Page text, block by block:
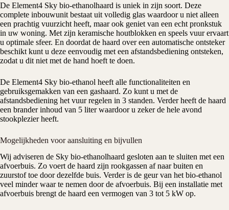
De Element4 Sky bio-ethanolhaard is uniek in zijn soort. Deze
complete inbouwunit bestaat uit volledig glas waardoor u niet alleen
een prachtig vuurzicht heeft, maar ook geniet van een echt pronkstuk
in uw woning. Met zijn keramische houtblokken en speels vuur ervaart
u optimale sfeer. En doordat de haard over een automatische ontsteker
beschikt kunt u deze eenvoudig met een afstandsbediening ontsteken,
zodat u dit niet met de hand hoeft te doen.
De Element4 Sky bio-ethanol heeft alle functionaliteiten en
gebruiksgemakken van een gashaard. Zo kunt u met de
afstandsbediening het vuur regelen in 3 standen. Verder heeft de haard
een brander inhoud van 5 liter waardoor u zeker de hele avond
stookplezier heeft.
Mogelijkheden voor aansluiting en bijvullen
Wij adviseren de Sky bio-ethanolhaard gesloten aan te sluiten met een
afvoerbuis. Zo voert de haard zijn rookgassen af naar buiten en
zuurstof toe door dezelfde buis. Verder is de geur van het bio-ethanol
veel minder waar te nemen door de afvoerbuis. Bij een installatie met
afvoerbuis brengt de haard een vermogen van 3 tot 5 kW op.